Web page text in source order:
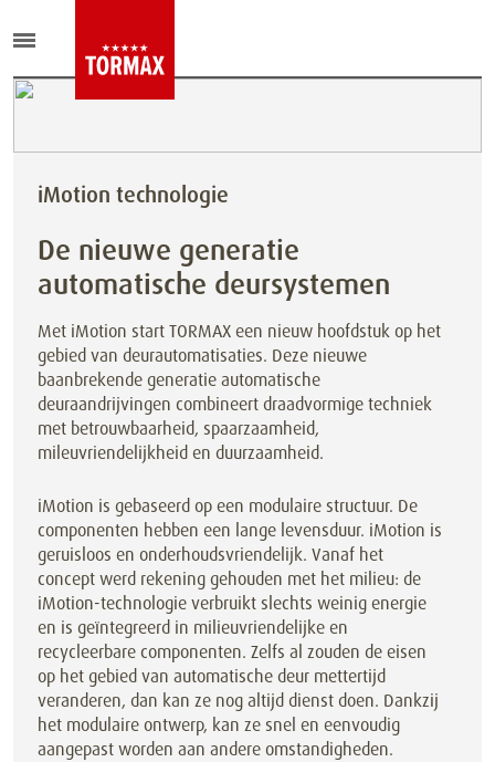
iMotion technologie
De nieuwe generatie
automatische deursystemen
Met iMotion start TORMAX een nieuw hoofdstuk op het
gebied van deurautomatisaties. Deze nieuwe
baanbrekende generatie automatische
deuraandrijvingen combineert draadvormige techniek
met betrouwbaarheid, spaarzaamheid,
mileuvriendelijkheid en duurzaamheid.
iMotion is gebaseerd op een modulaire structuur. De
componenten hebben een lange levensduur. iMotion is
geruisloos en onderhoudsvriendelijk. Vanaf het
concept werd rekening gehouden met het milieu: de
iMotion-technologie verbruikt slechts weinig energie
en is geïntegreerd in milieuvriendelijke en
recycleerbare componenten. Zelfs al zouden de eisen
op het gebied van automatische deur mettertijd
veranderen, dan kan ze nog altijd dienst doen. Dankzij
het modulaire ontwerp, kan ze snel en eenvoudig
aangepast worden aan andere omstandigheden.